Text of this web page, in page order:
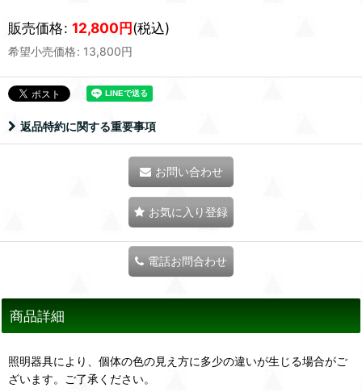
販売価格: 12,800円(税込)
希望小売価格: 13,800円
返品特約に関する重要事項
お問い合わせ
お気に入り登録
電話お問合わせ
商品詳細
照明器具により、個体の色の見え方に多少の違いが生じる場合がご
ざいます。ご了承ください。